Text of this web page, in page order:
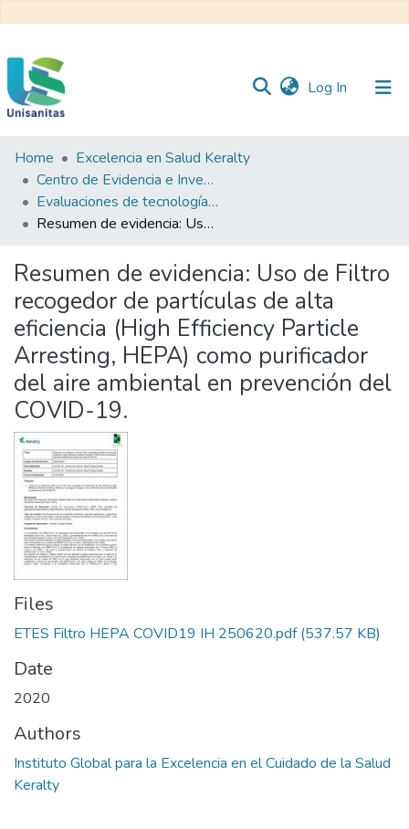
Log In (current)
Inicio
Web
Unisanitas
Web
Biblioteca
Home
Excelencia en Salud Keralty
Centro de Evidencia e Investigación para las Decisiones en Salud – CEIDS
Evaluaciones de tecnología sanitaria
Resumen de evidencia: Uso de Filtro recogedor de partículas de alta eficiencia (High Efficiency Particle Arresting, HEPA) como purificador del aire ambiental en prevención del COVID-19.
Resumen de evidencia: Uso de Filtro
recogedor de partículas de alta
eficiencia (High Efficiency Particle
Arresting, HEPA) como purificador
del aire ambiental en prevención del
COVID-19.
Files
ETES Filtro HEPA COVID19 IH 250620.pdf(537.57 KB)
Date
2020
Authors
Instituto Global para la Excelencia en el Cuidado de la Salud
Keralty